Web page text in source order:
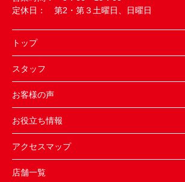
定休日： 第2・第３土曜日、日曜日
トップ
スタッフ
お客様の声
お役立ち情報
アクセスマップ
店舗一覧